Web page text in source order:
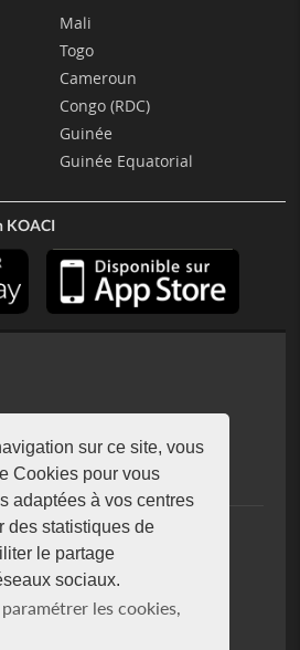
sur ce site, vous
Cookies pour vous
adaptées à vos centres
des statistiques de
le partage
sociaux.
les cookies,
Mali
Togo
Cameroun
Congo (RDC)
Guinée
Guinée Equatorial
KOACI
93
newsletter